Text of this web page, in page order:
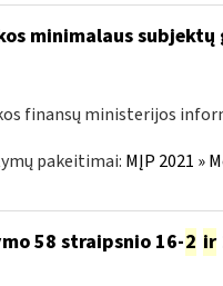
minimalaus
finansų ministerijos
pakeitimai: MĮP 2021 »
58 straipsnio 16-2 ir